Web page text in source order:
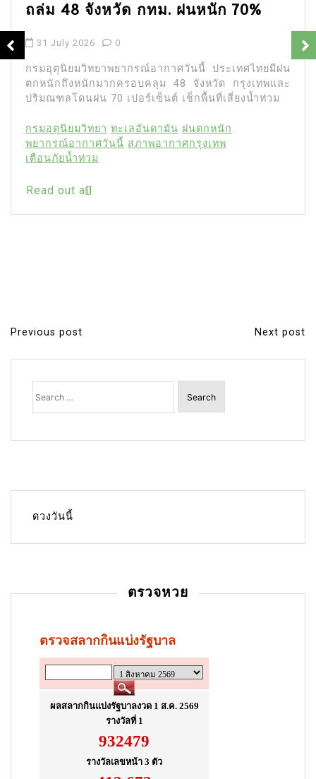
ถล่ม 48 จังหวัด กทม. ฝนหนัก 70%
31 July 2026 0
กรมอุตุนิยมวิทยาพยากรณ์อากาศวันนี้ ประเทศไทยมีฝน
ตกหนักถึงหนักมากครอบคลุม 48 จังหวัด กรุงเทพและ
ปริมณฑลโดนฝน 70 เปอร์เซ็นต์ เช็กพื้นที่เสี่ยงน้ำท่วม
กรมอุตุนิยมวิทยา ทะเลอันดามัน ฝนตกหนัก
พยากรณ์อากาศวันนี้ สภาพอากาศกรุงเทพ
เตือนภัยน้ำท่วม
Read out all
P
o
i
Previous post Next post
Search
for:
ดวงวันนี้
ตรวจหวย